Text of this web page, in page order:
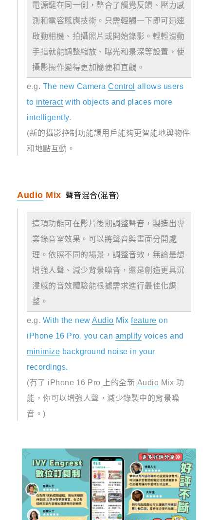
電源鍵在同一側，整合了觸覺反饋、壓力感
測和電容感應技術。只需輕觸一下即可迅速
啟動相機、拍攝照片或開始錄影。輕輕滑動
手指就能調整縮放、曝光和景深等設置，使
攝影操作變得更加簡便和直觀。
e.g. The new Camera Control allows users
to interactwith objects and places more
intelligently.
(新的攝影控制功能讓用戶能夠更智能地與物件
和地點互動。
Audio Mix 聲音混合(混音)
這項功能可在影片後期調整聲音，製造出專
業錄音室效果。可以將聲音與畫面分開處
理。依照不同的場景，調整音效，無論是想
增強人聲、減少背景噪音，還是創造更具沉
浸感的音效體驗能根據需求進行最佳化調
整。
e.g. With the new Audio Mix feature on
iPhone 16 Pro, you can amplify voices and
minimize background noise in your
recordings.
(有了 iPhone 16 Pro 上的全新 Audio Mix 功
能，你可以增強人聲，減少錄製中的背景噪
音。)